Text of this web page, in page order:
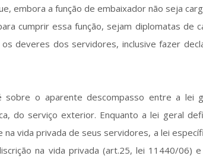
embora a função de embaixador não seja
cumprir essa função, sejam diplomatas de
deveres dos servidores, inclusive fazer
sobre o aparente descompasso entre a lei
do serviço exterior. Enquanto a lei geral
vida privada de seus servidores, a lei
na vida privada (art.25, lei 11440/06)